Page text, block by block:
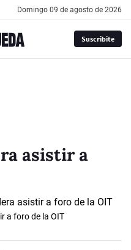
domingo 09 de agosto de 2026
Suscribite
asistir a
a foro de la OIT